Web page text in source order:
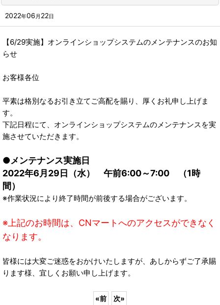
2022年06 月 22日
【6/29実施】オンラインショップシステムのメンテナンスのお知
らせ
お客様各位
平素は格別なるお引き立てご高配を賜り、厚くお礼申し上げま
す。
下記日程にて、オンラインショップシステムのメンテナンスを実
施させていただきます。
●メンテナンス実施日
2022年6月29日（水） 午前6:00～7:00 （1時
間）
※作業状況により終了時間が前後する場合がございます。
※上記のお時間は、CNマートへのアクセスができなく
なります。
皆様には大変ご迷惑をおかけいたしますが、あしからずご了承賜
ります様、宜しくお願い申し上げます。
«前 次»